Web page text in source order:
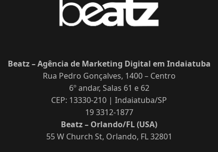
Beatz – Agência de Marketing Digital em Indaiatuba
Rua Pedro Gonçalves, 1400 – Centro
6º andar, Salas 61 e 62
CEP: 13330-210 | Indaiatuba/SP
19 3312-1877
Beatz – Orlando/FL (USA)
55 W Church St, Orlando, FL 32801